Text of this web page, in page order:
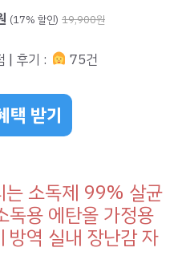
(17% 할인) 19,900원
| 후기 : 75건
택 받기
소독제 99% 살균
독용 에탄올 가정용
방역 실내 장난감 자